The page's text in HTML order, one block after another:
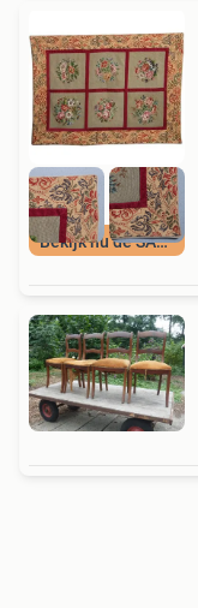
Bekijk nu de SALE